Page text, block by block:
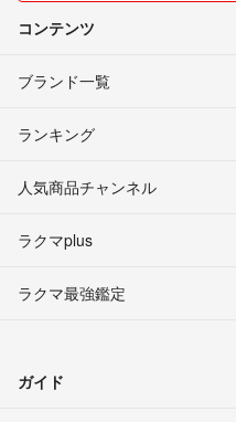
コンテンツ
ブランド一覧
ランキング
人気商品チャンネル
ラクマplus
ラクマ最強鑑定
ガイド